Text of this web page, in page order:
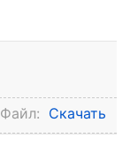
Файл: Скачать